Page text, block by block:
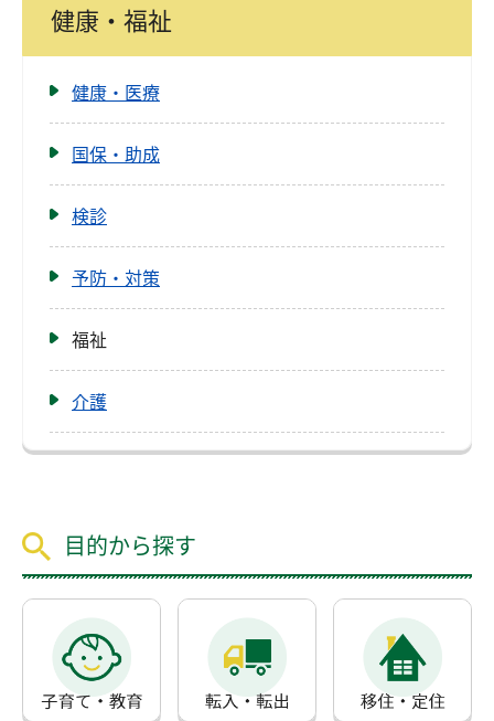
健康・福祉
健康・医療
国保・助成
検診
予防・対策
福祉
介護
目的から探す